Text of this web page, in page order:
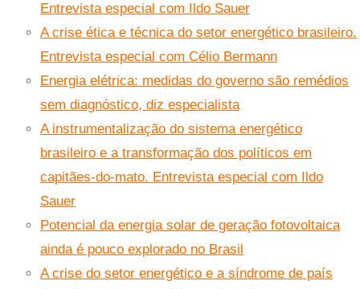
Entrevista especial com Ildo Sauer
A crise ética e técnica do setor energético brasileiro.
Entrevista especial com Célio Bermann
Energia elétrica: medidas do governo são remédios
sem diagnóstico, diz especialista
A instrumentalização do sistema energético
brasileiro e a transformação dos políticos em
capitães-do-mato. Entrevista especial com Ildo
Sauer
Potencial da energia solar de geração fotovoltaica
ainda é pouco explorado no Brasil
A crise do setor energético e a síndrome de país